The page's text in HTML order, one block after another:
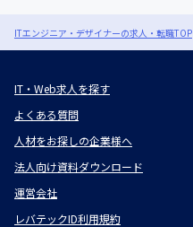
ITエンジニア・デザイナーの求人・転職TOP
IT・Web求人を探す
よくある質問
人材をお探しの企業様へ
法人向け資料ダウンロード
運営会社
レバテックID利用規約